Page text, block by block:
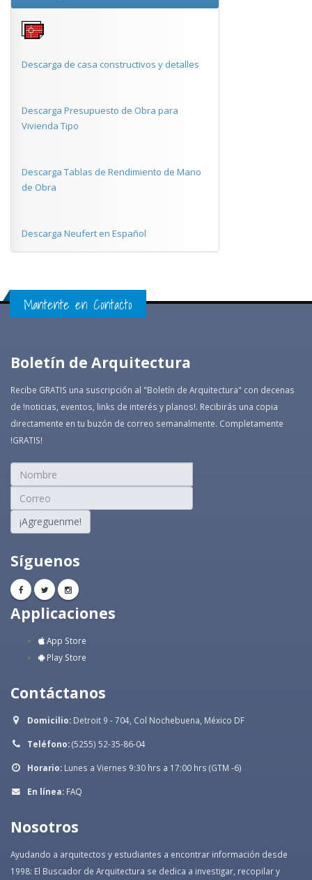
Descarga de casa constructivos y detalles
Descarga Presupuesto de Obra para
Vivienda Tipo
Descarga Tablas de Rendimiento de Mano
de Obra
Descarga Neufert en Español
Mantente en Contacto
Boletín de Arquitectura
Recibe GRATIS una suscripción al "Boletín de Arquitectura" con decenas
de !noticias, eventos, links de interés y planos!. Recibirás una copia
directamente en tu buzón de correo semanalmente. Completamente
!GRATIS!
¡Agreguenme!
Síguenos
Applicaciones
App Store
Play Store
Contáctanos
Domicilio: Detroit 9 - 704, Col Nochebuena, México DF
Teléfono:(5255) 52-35-86-04
Horario: Lunes a Viernes 9:30 hrs a 17:00 hrs (GTM -6)
En línea: FAQ
Nosotros
Ayudando a arquitectos y estudiantes a encontrar información desde
1998: El Buscador de Arquitectura se dedica a investigar, recopilar y